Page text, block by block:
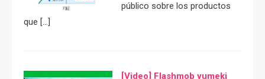
público sobre los productos
que […]
[Video] Flashmob yumeki